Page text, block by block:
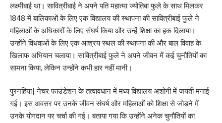
लक्ष्मीबाई था। सावित्रीबाई ने अपने पति महात्मा ज्योतिबा फुले के साथ मिलकर
1848 में बालिकाओं के लिए एक विद्यालय की स्थापना की सावित्रीबाई फुले ने
महिलाओं के अधिकारों के लिए संघर्ष किया और उन्हें शिक्षा का हक दिलाया।
उन्होंने विधवाओं के लिए एक आश्रय स्थल की स्थापना की और बाल विवाह के
खिलाफ अभियान चलाया। सावित्रीबाई फुले ने अपने जीवन में कई चुनौतियों का
सामना किया, लेकिन उन्होंने कभी हार नहीं मानी।
पुरनहिया| नेचर फाउंडेशन के तत्वावधान में मध्य विद्यालय अशोगी में जयंती मनाई
गई। इस अवसर पर उनके जीवन संघर्ष और महिलाओं को शिक्षा से जोड़ने में
उनके योगदान पर चर्चा की गई। बताया गया कि उन्होंने अनेक चुनौतियों का